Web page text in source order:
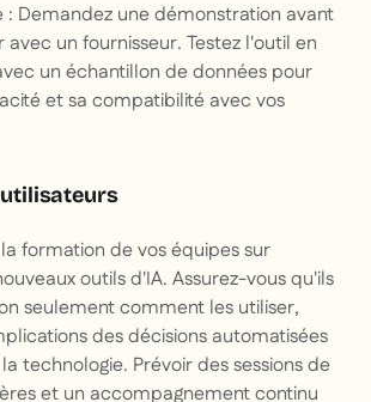
: Demandez une démonstration avant
avec un fournisseur. Testez l'outil en
un échantillon de données pour
et sa compatibilité avec vos
formation de vos équipes sur
outils d'IA. Assurez-vous qu'ils
seulement comment les utiliser,
des décisions automatisées
technologie. Prévoir des sessions de
et un accompagnement continu